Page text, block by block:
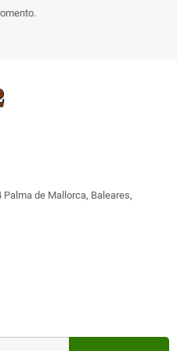
de Mallorca, Baleares,